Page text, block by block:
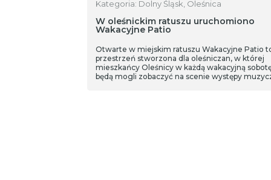
Kategoria: Dolny Śląsk, Oleśnica
W oleśnickim ratuszu uruchomiono
Wakacyjne Patio
Otwarte w miejskim ratuszu Wakacyjne Patio
przestrzeń stworzona dla oleśniczan, w której
mieszkańcy Oleśnicy w każdą wakacyjną
będą mogli zobaczyć na scenie występy